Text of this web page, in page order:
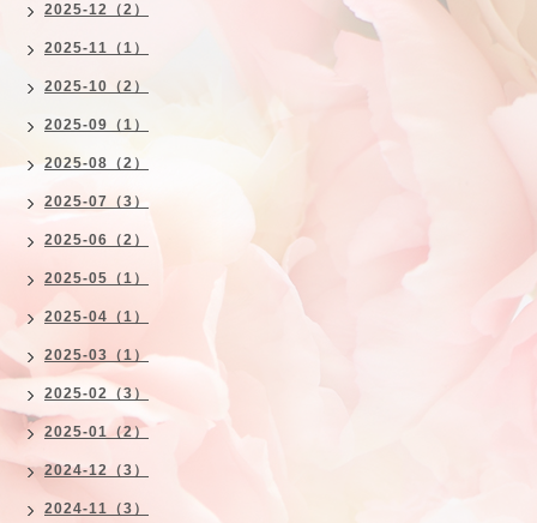
2025-12（2）
2025-11（1）
2025-10（2）
2025-09（1）
2025-08（2）
2025-07（3）
2025-06（2）
2025-05（1）
2025-04（1）
2025-03（1）
2025-02（3）
2025-01（2）
2024-12（3）
2024-11（3）